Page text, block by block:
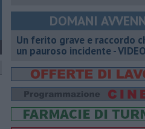
DOMANI
Un ferito grave e raccordo
un pauroso incidente - VIDEO